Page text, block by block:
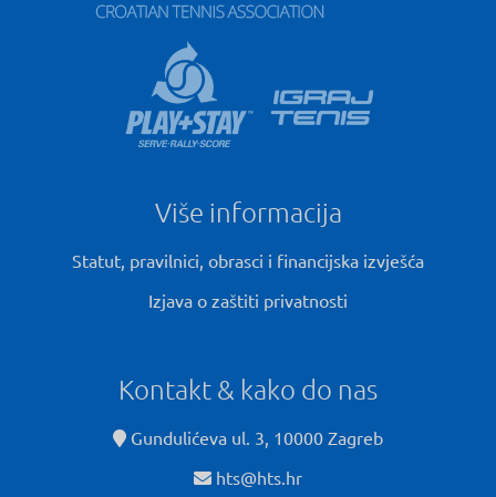
Više informacija
Statut, pravilnici, obrasci i financijska izvješća
Izjava o zaštiti privatnosti
Kontakt & kako do nas
Gundulićeva ul. 3, 10000 Zagreb
hts@hts.hr